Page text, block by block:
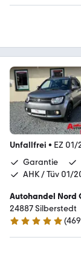
Unfallfrei • EZ 01/
Garantie
AHK / Tüv 01/
Autohandel Nord
24887 Silberstedt
5 Sterne
(469